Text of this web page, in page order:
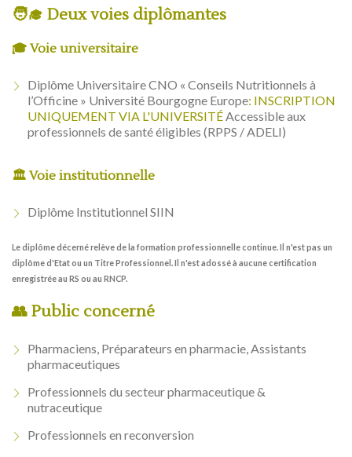
🧑‍🎓 Deux voies diplômantes
🎓 Voie universitaire
Diplôme Universitaire CNO « Conseils Nutritionnels à
l’Officine » Université Bourgogne Europe: INSCRIPTION
UNIQUEMENT VIA L'UNIVERSITÉAccessible aux
professionnels de santé éligibles (RPPS / ADELI)
🏛 Voie institutionnelle
Diplôme Institutionnel SIIN
Le diplôme décerné relève de la formation professionnelle continue. Il n'est pas un
diplôme d'Etat ou un Titre Professionnel. Il n'est adossé à aucune certification
enregistrée au RS ou au RNCP.
👥 Public concerné
Pharmaciens, Préparateurs en pharmacie, Assistants
pharmaceutiques
Professionnels du secteur pharmaceutique &
nutraceutique
Professionnels en reconversion